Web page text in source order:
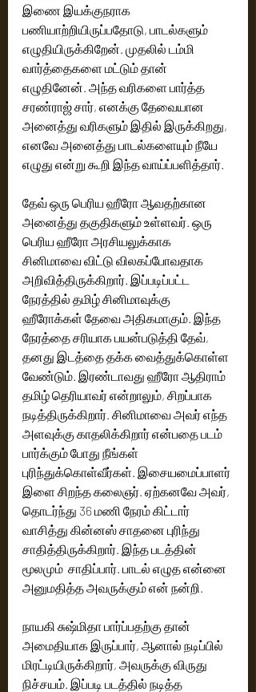
இணை இயக்குநராக
பணியாற்றியிருப்பதோடு, பாடல்களும்
எழுதியிருக்கிறேன். முதலில் டம்மி
வார்த்தைகளை மட்டும் தான்
எழுதினேன். அந்த வரிகளை பார்த்த
சரண்ராஜ் சார், எனக்கு தேவையான
அனைத்து வரிகளும் இதில் இருக்கிறது,
எனவே அனைத்து பாடல்களையும் நீயே
எழுது என்று கூறி இந்த வாய்ப்பளித்தார்.
தேவ் ஒரு பெரிய ஹீரோ ஆவதற்கான
அனைத்து தகுதிகளும் உள்ளவர். ஒரு
பெரிய ஹீரோ அரசியலுக்காக
சினிமாவை விட்டு விலகப்போவதாக
அறிவித்திருக்கிறார். இப்படிப்பட்ட
நேரத்தில் தமிழ் சினிமாவுக்கு
ஹீரோக்கள் தேவை அதிகமாகும். இந்த
நேரத்தை சரியாக பயன்படுத்தி தேவ்,
தனது இடத்தை தக்க வைத்துக்கொள்ள
வேண்டும். இரண்டாவது ஹீரோ ஆதிராம்
தமிழ் தெரியாவர் என்றாலும், சிறப்பாக
நடித்திருக்கிறார். சினிமாவை அவர் எந்த
அளவுக்கு காதலிக்கிறார் என்பதை படம்
பார்க்கும் போது நீங்கள்
புரிந்துக்கொள்வீர்கள். இசையமைப்பாளர்
இளை சிறந்த கலைஞர். ஏற்கனவே அவர்,
தொடர்ந்து 36 மணி நேரம் கிட்டார்
வாசித்து கின்னஸ் சாதனை புரிந்து
சாதித்திருக்கிறார். இந்த படத்தின்
மூலமும்  சாதிப்பார். பாடல் எழுத என்னை
அனுமதித்த அவருக்கும் என் நன்றி.
நாயகி சுஷ்மிதா பார்ப்பதற்கு தான்
அமைதியாக இருப்பார், ஆனால் நடிப்பில்
மிரட்டியிருக்கிறார், அவருக்கு விருது
நிச்சயம். இப்படி படத்தில் நடித்த